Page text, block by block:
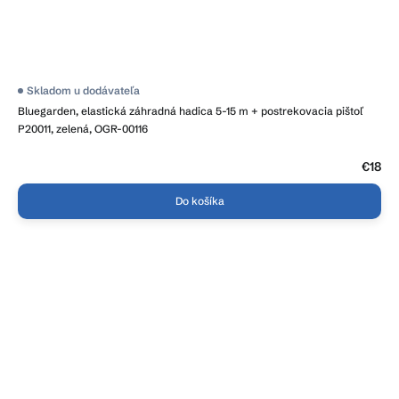
Bluegarden, elastická záhradná hadica 5-15 m + postrekovacia pištoľ
P20011, zelená, OGR-00116
Skladom u dodávateľa
€18
Do košíka